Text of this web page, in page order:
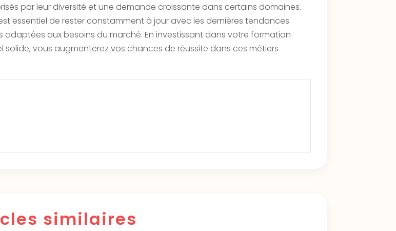
par leur diversité et une demande croissante dans certains domaines.
essentiel de rester constamment à jour avec les dernières tendances
aux besoins du marché. En investissant dans votre formation
vous augmenterez vos chances de réussite dans ces métiers
similaires